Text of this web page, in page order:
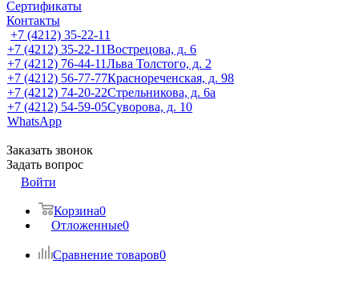
Сертификаты
Контакты
+7 (4212) 35-22-11
+7 (4212) 35-22-11Вострецова, д. 6
+7 (4212) 76-44-11Льва Толстого, д. 2
+7 (4212) 56-77-77Краснореченская, д. 98
+7 (4212) 74-20-22Стрельникова, д. 6а
+7 (4212) 54-59-05Суворова, д. 10
WhatsApp
Заказать звонок
Задать вопрос
Войти
Корзина0
Отложенные0
Сравнение товаров0